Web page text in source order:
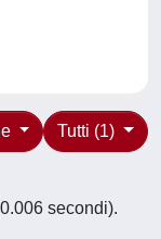
Tutti (1)
secondi).